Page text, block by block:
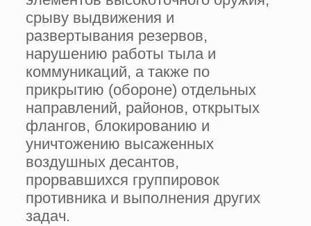
срыву выдвижения и
развертывания резервов,
нарушению работы тыла и
коммуникаций, а также по
прикрытию (обороне) отдельных
направлений, районов, открытых
флангов, блокированию и
уничтожению высаженных
воздушных десантов,
прорвавшихся группировок
противника и выполнения других
задач.